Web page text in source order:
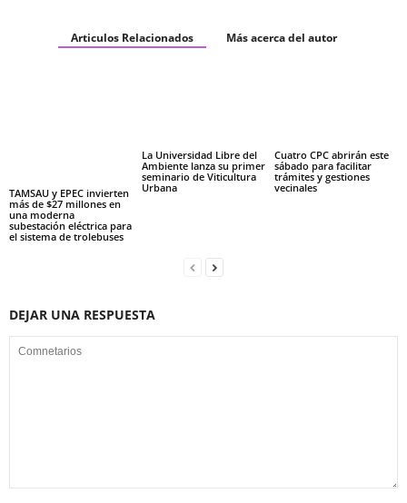
Articulos Relacionados Más acerca del autor
TAMSAU y EPEC invierten
más de $27 millones en
una moderna
subestación eléctrica para
el sistema de trolebuses
La Universidad Libre del
Ambiente lanza su primer
seminario de Viticultura
Urbana
Cuatro CPC abrirán este
sábado para facilitar
trámites y gestiones
vecinales
DEJAR UNA RESPUESTA